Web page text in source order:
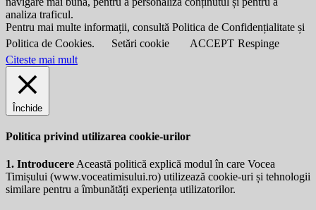
analiza traficul.
Pentru mai multe informații, consultă Politica de Confidențialitate și
Politica de Cookies.
Setări cookie ACCEPT Respinge
Citeste mai mult
Închide
Politica privind utilizarea cookie-urilor
1. Introducere Această politică explică modul în care Vocea
Timișului (www.voceatimisului.ro) utilizează cookie-uri și tehnologii
similare pentru a îmbunătăți experiența utilizatorilor.